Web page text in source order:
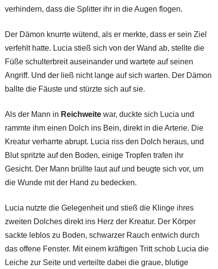
verhindern, dass die Splitter ihr in die Augen flogen.
Der Dämon knurrte wütend, als er merkte, dass er sein Ziel
verfehlt hatte. Lucia stieß sich von der Wand ab, stellte die
Füße schulterbreit auseinander und wartete auf seinen
Angriff. Und der ließ nicht lange auf sich warten. Der Dämon
ballte die Fäuste und stürzte sich auf sie.
Als der Mann in Reichweite war, duckte sich Lucia und
rammte ihm einen Dolch ins Bein, direkt in die Arterie. Die
Kreatur verharrte abrupt. Lucia riss den Dolch heraus, und
Blut spritzte auf den Boden, einige Tropfen trafen ihr
Gesicht. Der Mann brüllte laut auf und beugte sich vor, um
die Wunde mit der Hand zu bedecken.
Lucia nutzte die Gelegenheit und stieß die Klinge ihres
zweiten Dolches direkt ins Herz der Kreatur. Der Körper
sackte leblos zu Boden, schwarzer Rauch entwich durch
das offene Fenster. Mit einem kräftigen Tritt schob Lucia die
Leiche zur Seite und verteilte dabei die graue, blutige